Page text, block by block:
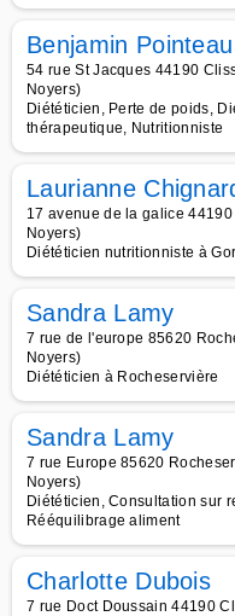
Benjamin Pointeau
54 rue St Jacques 44190
Noyers)
Diététicien, Perte de poids,
thérapeutique, Nutritionniste
Laurianne
17 avenue de la galice
Noyers)
Diététicien nutritionniste à
Sandra Lamy
7 rue de l'europe 85620
Noyers)
Diététicien à Rocheservière
Sandra Lamy
7 rue Europe 85620
Noyers)
Diététicien, Consultation sur
Rééquilibrage aliment
Charlotte Dubois
7 rue Doct Doussain 44190